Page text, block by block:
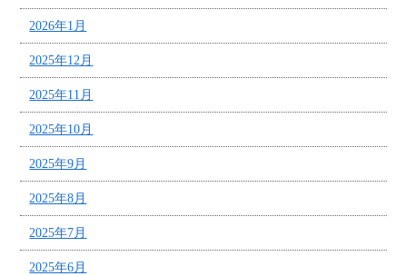
2026年1月
2025年12月
2025年11月
2025年10月
2025年9月
2025年8月
2025年7月
2025年6月